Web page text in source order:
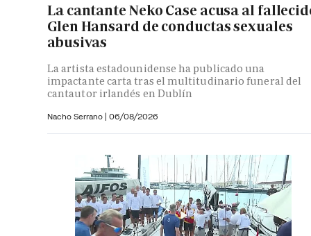
La cantante Neko Case acusa al
Glen Hansard de conductas sexuales
abusivas
La artista estadounidense ha publicado una
impactante carta tras el multitudinario funeral del
cantautor irlandés en Dublín
Nacho Serrano | 06/08/2026